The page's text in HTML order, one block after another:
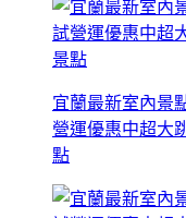
宜蘭最新室內景
營運優惠中超大
點